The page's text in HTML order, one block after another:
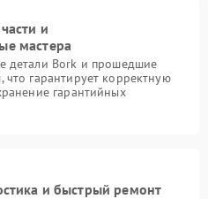
и
мастера
детали Bork и прошедшие
гарантирует корректную
гарантийных
и быстрый ремонт